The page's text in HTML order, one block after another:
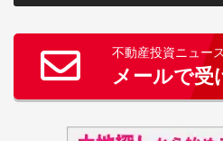
不動産投資ニュー
メールで受